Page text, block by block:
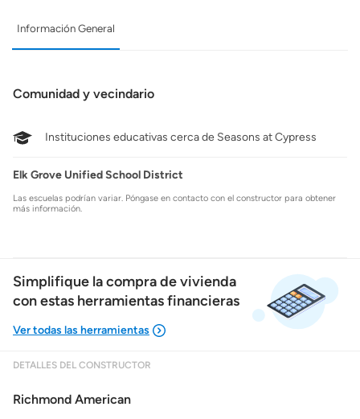
Información General
Comunidad y vecindario
Instituciones educativas cerca de Seasons at Cypress
Elk Grove Unified School District
Las escuelas podrían variar. Póngase en contacto con el constructor para obtener
más información.
Simplifique la compra de vivienda
con estas herramientas financieras
DETALLES DEL CONSTRUCTOR
Richmond American